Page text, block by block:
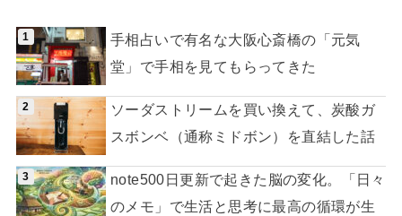
手相占いで有名な大阪心斎橋の「元気
堂」で手相を見てもらってきた
ソーダストリームを買い換えて、炭酸ガ
スボンベ（通称ミドボン）を直結した話
note500日更新で起きた脳の変化。「日々
のメモ」で生活と思考に最高の循環が生